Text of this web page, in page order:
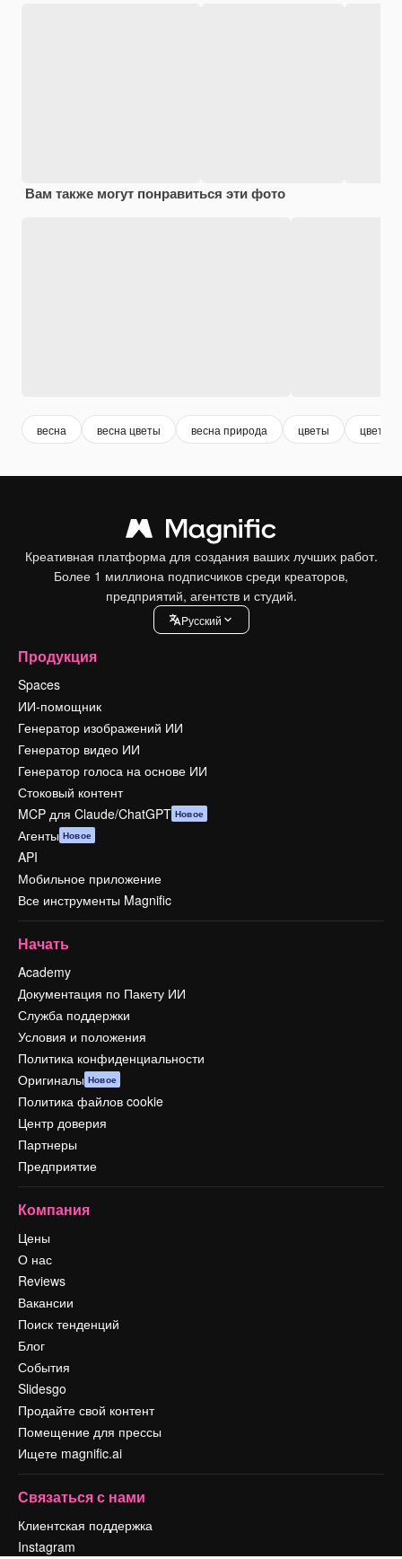
Вам также могут понравиться эти фото
весна весна цветы весна природа цветы
Креативная платформа для создания ваших лучших работ.
Более 1 миллиона подписчиков среди креаторов,
предприятий, агентств и студий.
Pусский
Продукция
Spaces
ИИ-помощник
Генератор изображений ИИ
Генератор видео ИИ
Генератор голоса на основе ИИ
Стоковый контент
MCP для Claude/ChatGPT Новое
Агенты Новое
API
Мобильное приложение
Все инструменты Magnific
Начать
Academy
Документация по Пакету ИИ
Служба поддержки
Условия и положения
Политика конфиденциальности
Оригиналы Новое
Политика файлов cookie
Центр доверия
Партнеры
Предприятие
Компания
Цены
О нас
Reviews
Вакансии
Поиск тенденций
Блог
События
Slidesgo
Продайте свой контент
Помещение для прессы
Ищете magnific.ai
Связаться с нами
Клиентская поддержка
Instagram